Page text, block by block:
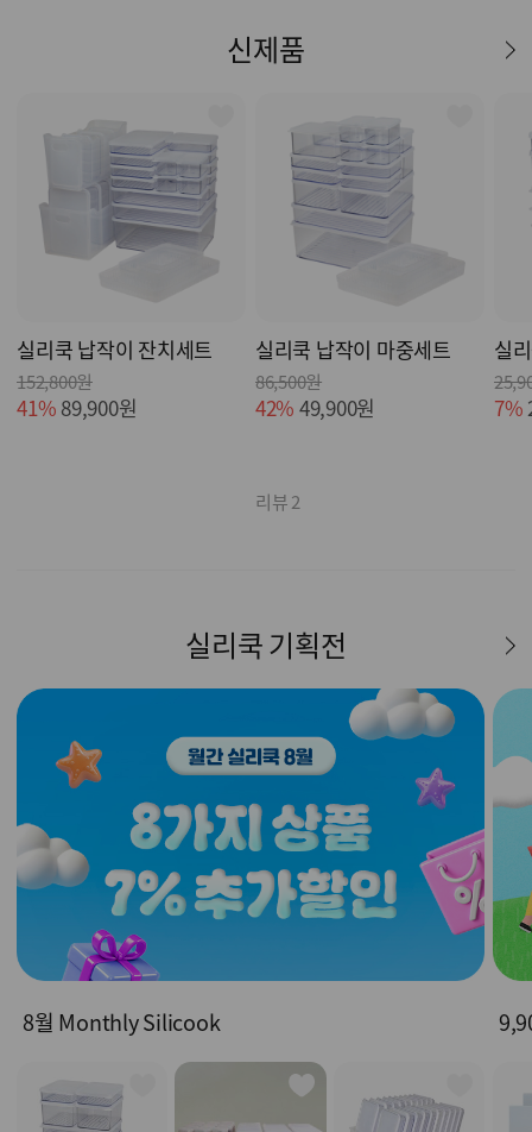
신제품
실리쿡 납작이 잔치세트
152,800원
41% 89,900원
실리쿡 납작이 마중세트
86,500원
42% 49,900원
리뷰 2
실
7%
실리쿡 기획전
8월 Monthly Silicook